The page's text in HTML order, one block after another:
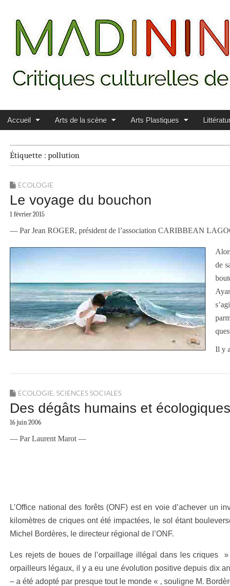
MADININ'ART
Main menu
Skip to content
Accueil Arts de la scène Arts Plastiques
Étiquette : pollution
ECOLOGIE
Le voyage du bouchon
1 février 2015
— Par Jean ROGER, président de l’association CARIBBEAN
de
Il y
ECOLOGIE SCIENCES SOCIALES
Des dégâts humains et écologiques
16 juin 2006
— Par Laurent Marot —
L’Office national des forêts (ONF) est en voie d’achever un
kilomètres de criques ont été impactées, le sol étant
Michel Bordères, le directeur régional de l’ONF.
Les rejets de boues de l’orpaillage illégal dans les criques
orpailleurs légaux, il y a eu une évolution positive depuis dix
– a été adopté par presque tout le monde « , souligne M.